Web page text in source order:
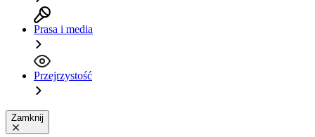
Prasa i media
Przejrzystość
Zamknij